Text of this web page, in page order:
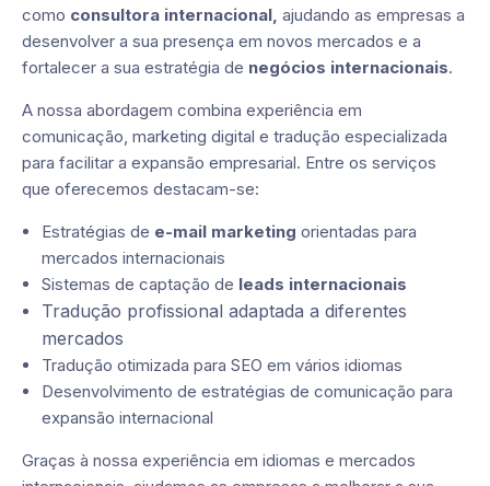
como consultora internacional, ajudando as empresas a
desenvolver a sua presença em novos mercados e a
fortalecer a sua estratégia de negócios internacionais.
A nossa abordagem combina experiência em
comunicação, marketing digital e tradução especializada
para facilitar a expansão empresarial. Entre os serviços
que oferecemos destacam-se:
Estratégias de e-mail marketing orientadas para
mercados internacionais
Sistemas de captação de leads internacionais
Tradução profissional adaptada a diferentes
mercados
Tradução otimizada para SEO em vários idiomas
Desenvolvimento de estratégias de comunicação para
expansão internacional
Graças à nossa experiência em idiomas e mercados